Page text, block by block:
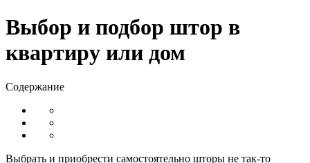
Выбор и подбор штор в
квартиру или дом
Содержание
Выбрать и приобрести самостоятельно шторы не так-то